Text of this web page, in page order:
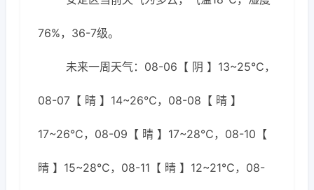
76%，36-7级。
未来一周天气：08-06【 阴 】13~25℃，
08-07【 晴 】14~26℃，08-08【 晴 】
17~26℃，08-09【 晴 】17~28℃，08-10【
晴 】15~28℃，08-11【 晴 】12~21℃，08-